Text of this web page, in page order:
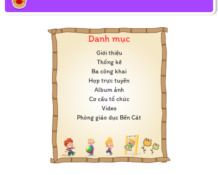
Danh mục
Giới thiệu
Thống kê
Ba công khai
Họp trực tuyến
Album ảnh
Cơ cấu tổ chức
Video
Phòng giáo dục Bến Cát